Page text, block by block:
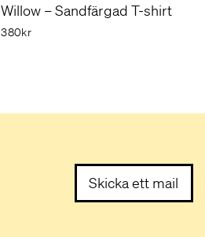
Willow – Sandfärgad T-shirt
380kr
Skicka ett mail